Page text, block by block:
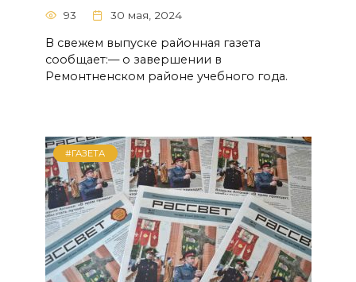
93 30 мая, 2024
В свежем выпуске районная газета
сообщает:— о завершении в
Ремонтненском районе учебного года.
#ГАЗЕТА